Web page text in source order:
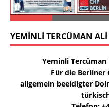
YEMINLI TERCÜMAN
Yeminli Tercüman
Für die Berliner
allgemein beeidigter